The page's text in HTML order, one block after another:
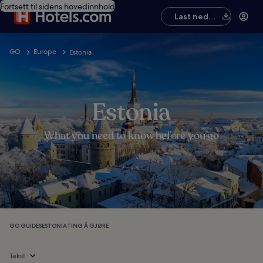
Fortsett til sidens hovedinnhold
Last ned
appen
GO Europe Estonia
Estonia
What you need to know before you go
GO GUIDESESTONIATING Å GJØRE
Tekst